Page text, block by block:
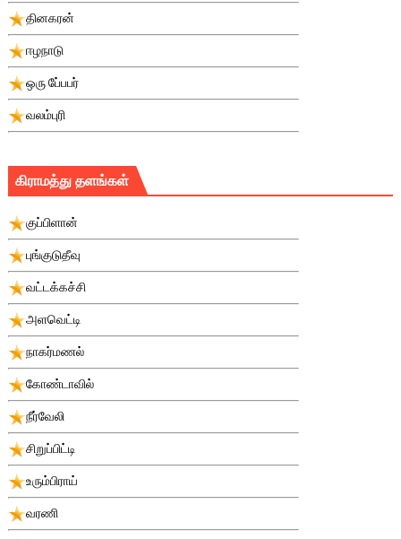
தினகரன்
ஈழநாடு
ஒரு பே்பபர்
வலம்புரி
கிராமத்து தளங்கள்
குப்பிளான்
புங்குடுதீவு
வட்டக்கச்சி
அளவெட்டி
நாகர்மணல்
கோண்டாவில்
நீர்வேலி
சிறுப்பிட்டி
உரும்பிராய்
வரணி